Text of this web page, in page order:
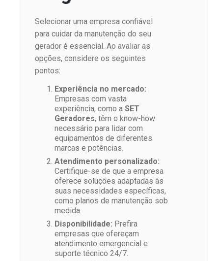
Selecionar uma empresa confiável
para cuidar da manutenção do seu
gerador é essencial. Ao avaliar as
opções, considere os seguintes
pontos:
Experiência no mercado:
Empresas com vasta
experiência, como a SET
Geradores, têm o know-how
necessário para lidar com
equipamentos de diferentes
marcas e potências.
Atendimento personalizado:
Certifique-se de que a empresa
oferece soluções adaptadas às
suas necessidades específicas,
como planos de manutenção sob
medida.
Disponibilidade: Prefira
empresas que ofereçam
atendimento emergencial e
suporte técnico 24/7.